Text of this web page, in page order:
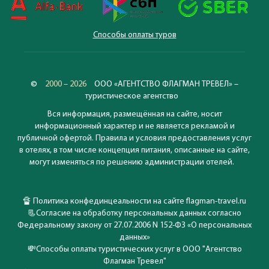
Способы оплаты туров
© 2000 – 2026
ООО «АГЕНТСТВО ФЛАГМАН ТРЕВЕЛ» –
туристическое агентство
Вся информация, размещённая на сайте, носит
информационный характер и не является рекламой и
публичной офертой. Правила и условия предоставления услуг
в отелях, в том числе концепция питания, описанные на сайте,
могут изменяться по решению администрации отелей.
🔏 Политика конфединцеальности на сайте flagman-travel.ru
📃Согласие на обработку персональных данных согласно
Федеральному закону от 27.07.2006 N 152-ФЗ «О персональных
данных»
💸Способы оплаты туристических услуг в ООО "Агентство
Флагман Тревел"